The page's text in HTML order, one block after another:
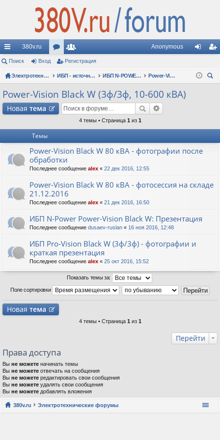
с
ы
лк
380v.ru
ор
ум
ол
ьз
ов
ат
Anonymous
д ис
Поиск Вход Регистрация
Электротехнические форумы ИБП - источники бесперебойного питания ИБП N-POWER: новые модели (презентации, фотосессии, обзоры)
Power-Vision Black W (3ф/3ф, 10-600 кВА)
Power-Vision Black W (3ф/3ф, 10-600 кВА)
Новая тема
4 темы • Страница 1 из 1
Темы
Power-Vision Black W 80 кВА - фотографии после
обработки
Последнее сообщение alex « 22 дек 2016, 12:55
Power-Vision Black W 80 кВА - фотосессия на складе
21.12.2016
Последнее сообщение alex « 21 дек 2016, 16:50
ИБП N-Power Power-Vision Black W: Презентация
Последнее сообщение dusaev-ruslan « 16 ноя 2016, 12:48
ИБП Pro-Vision Black W (3ф/3ф) - фотографии и
краткая презентация
Последнее сообщение alex « 25 окт 2016, 15:52
Показать темы за:
Поле сортировки
Новая тема
4 темы • Страница 1 из 1
Перейти
Права доступа
Вы не можете начинать темы
Вы не можете отвечать на сообщения
Вы не можете редактировать свои сообщения
Вы не можете удалять свои сообщения
Вы не можете добавлять вложения
380v.ru Электротехнические форумы